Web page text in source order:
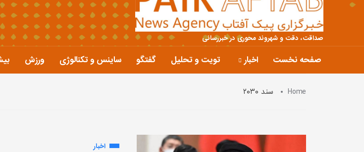
صداقت، دقت و شهروند محوری در خبررسانی
صفحه نخست اخبار تویت و تحلیل گفتگو ساینس و تکنالوژی ورزش
Home سند ۲۰۳۰
اخبار